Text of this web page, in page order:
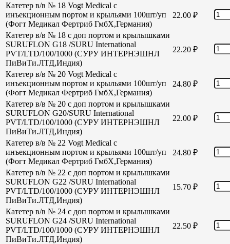
Катетер в/в № 18 Vogt Medical с
инъекционным портом и крыльями 100шт/уп
(Фогт Медикал Фертриб ГмбХ,Германия)
22.00 ₽
Катетер в/в № 18 с доп портом и крылышками
SURUFLON G18 /SURU International
PVT/LTD/100/1000 (СУРУ ИНТЕРНЭШНЛ
ПиВиТи.ЛТД,Индия)
22.20 ₽
Катетер в/в № 20 Vogt Medical с
инъекционным портом и крыльями 100шт/уп
(Фогт Медикал Фертриб ГмбХ,Германия)
24.80 ₽
Катетер в/в № 20 с доп портом и крылышками
SURUFLON G20/SURU International
PVT/LTD/100/1000 (СУРУ ИНТЕРНЭШНЛ
ПиВиТи.ЛТД,Индия)
22.00 ₽
Катетер в/в № 22 Vogt Medical с
инъекционным портом и крыльями 100шт/уп
(Фогт Медикал Фертриб ГмбХ,Германия)
24.80 ₽
Катетер в/в № 22 с доп портом и крылышками
SURUFLON G22 /SURU International
PVT/LTD/100/1000 (СУРУ ИНТЕРНЭШНЛ
ПиВиТи.ЛТД,Индия)
15.70 ₽
Катетер в/в № 24 с доп портом и крылышками
SURUFLON G24 /SURU International
PVT/LTD/100/1000 (СУРУ ИНТЕРНЭШНЛ
ПиВиТи.ЛТД,Индия)
22.50 ₽